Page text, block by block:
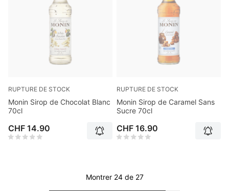
RUPTURE DE STOCK
Monin Sirop de Chocolat Blanc
70cl
CHF 14.90
RUPTURE DE STOCK
Monin Sirop de Caramel Sans
Sucre 70cl
CHF 16.90
Montrer 24 de 27